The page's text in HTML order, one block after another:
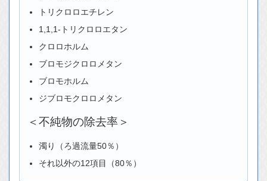
トリクロロエチレン
1,1,1-トリクロロエタン
クロロホルム
ブロモジクロロメタン
ブロモホルム
ジブロモクロロメタン
＜不純物の除去率＞
濁り（ろ過流量50％）
それ以外の12項目（80％）